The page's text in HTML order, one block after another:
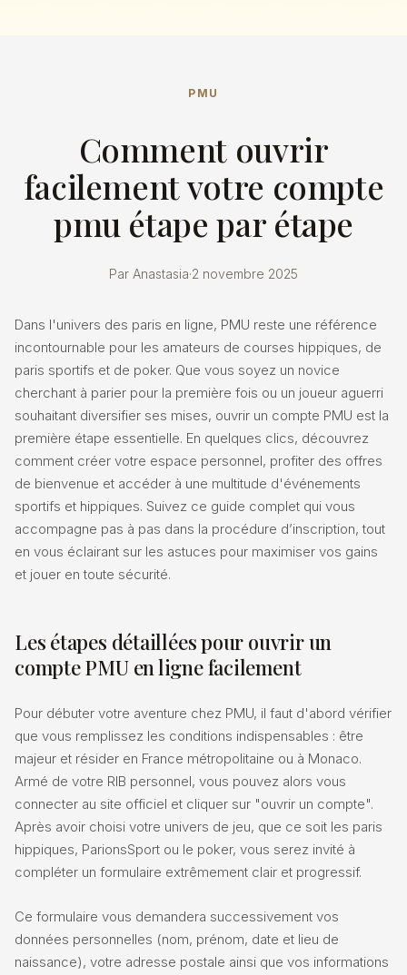
PMU
Comment ouvrir
facilement votre compte
pmu étape par étape
Par Anastasia·2 novembre 2025
Dans l'univers des paris en ligne, PMU reste une référence
incontournable pour les amateurs de courses hippiques, de
paris sportifs et de poker. Que vous soyez un novice
cherchant à parier pour la première fois ou un joueur aguerri
souhaitant diversifier ses mises, ouvrir un compte PMU est la
première étape essentielle. En quelques clics, découvrez
comment créer votre espace personnel, profiter des offres
de bienvenue et accéder à une multitude d'événements
sportifs et hippiques. Suivez ce guide complet qui vous
accompagne pas à pas dans la procédure d’inscription, tout
en vous éclairant sur les astuces pour maximiser vos gains
et jouer en toute sécurité.
Les étapes détaillées pour ouvrir un
compte PMU en ligne facilement
Pour débuter votre aventure chez PMU, il faut d'abord vérifier
que vous remplissez les conditions indispensables : être
majeur et résider en France métropolitaine ou à Monaco.
Armé de votre RIB personnel, vous pouvez alors vous
connecter au site officiel et cliquer sur "ouvrir un compte".
Après avoir choisi votre univers de jeu, que ce soit les paris
hippiques, ParionsSport ou le poker, vous serez invité à
compléter un formulaire extrêmement clair et progressif.
Ce formulaire vous demandera successivement vos
données personnelles (nom, prénom, date et lieu de
naissance), votre adresse postale ainsi que vos informations